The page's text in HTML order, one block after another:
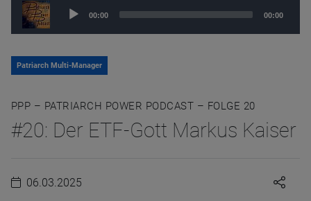
Audio
00:00 00:00
Patriarch Multi-Manager
PPP – PATRIARCH POWER PODCAST – FOLGE 20
#20: Der ETF-Gott Markus Kaiser
06.03.2025